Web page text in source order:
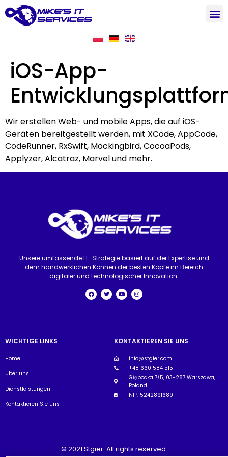
iOS-App-
Wir erstellen Web- und mobile Apps, die auf iOS-
Geräten bereitgestellt werden, mit XCode, AppCode,
CodeRunner, RxSwift, Mockingbird, CocoaPods,
Applyzer, Alcatraz, Marvel und mehr.
Unsere umfassende IT-Strategie basiert auf der Expertise und
dem handwerklichen Können der besten Köpfe im Bereich
digitaler und technologischer Innovation.
WICHTIGE LINKS
Home
Über uns
Dienstleistungen
Kontaktieren Sie uns
KONTAKTIEREN SIE UNS
info@stgier.com
+48 660 584 515
Głębocka 7/5, 03-287 Warszawa,
Poland
NIP: 5242891689
© 2021 Stgier. All rights reserved.